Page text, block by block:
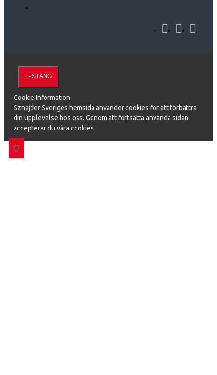
- STÄNG
Cookie Information
Sznajder Sveriges hemsida använder cookies för att förbättra
din upplevelse hos oss. Genom att fortsätta använda sidan
accepterar du våra cookies.